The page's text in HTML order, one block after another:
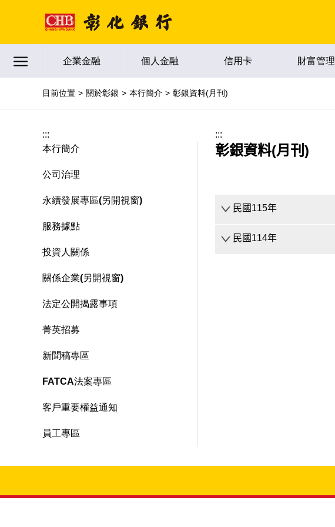
企業金融 個人金融 信用卡 財富管理
目前位置 關於彰銀 本行簡介 彰銀資料(月刊)
:::
本行簡介
公司治理
永續發展專區(另開視窗)
服務據點
投資人關係
關係企業(另開視窗)
法定公開揭露事項
菁英招募
新聞稿專區
FATCA法案專區
客戶重要權益通知
員工專區
:::
彰銀資料(月刊)
民國115年
民國114年